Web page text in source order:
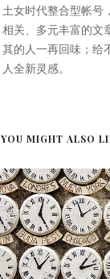
土女时代整合型帐号
相关、多元丰富的文
其的人一再回味；给
人全新灵感。
YOU MIGHT ALSO